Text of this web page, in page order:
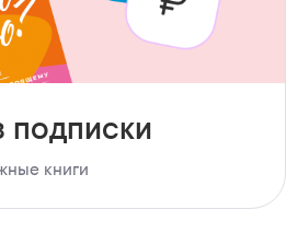
подписки
книги